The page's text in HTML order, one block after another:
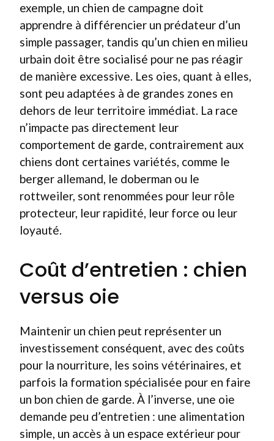
exemple, un chien de campagne doit
apprendre à différencier un prédateur d’un
simple passager, tandis qu’un chien en milieu
urbain doit être socialisé pour ne pas réagir
de manière excessive. Les oies, quant à elles,
sont peu adaptées à de grandes zones en
dehors de leur territoire immédiat. La race
n’impacte pas directement leur
comportement de garde, contrairement aux
chiens dont certaines variétés, comme le
berger allemand, le doberman ou le
rottweiler, sont renommées pour leur rôle
protecteur, leur rapidité, leur force ou leur
loyauté.
Coût d’entretien : chien
versus oie
Maintenir un chien peut représenter un
investissement conséquent, avec des coûts
pour la nourriture, les soins vétérinaires, et
parfois la formation spécialisée pour en faire
un bon chien de garde. À l’inverse, une oie
demande peu d’entretien : une alimentation
simple, un accès à un espace extérieur pour